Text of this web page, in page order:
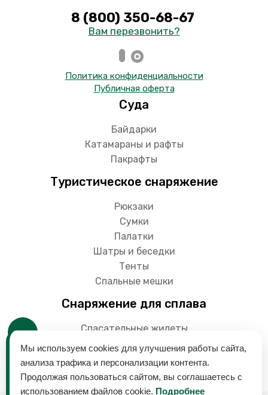
8 (800) 350-68-67
Вам перезвонить?
Политика конфиденциальности
Публичная оферта
Суда
Байдарки
Катамараны и рафты
Пакрафты
Туристическое снаряжение
Рюкзаки
Сумки
Палатки
Шатры и беседки
Тенты
Спальные мешки
Снаряжение для сплава
Спасательные жилеты
Гермоупаковки
Мы используем cookies для улучшения работы сайта,
анализа трафика и персонализации контента.
Продолжая пользоваться сайтом, вы соглашаетесь с
использованием файлов cookie. Подробнее